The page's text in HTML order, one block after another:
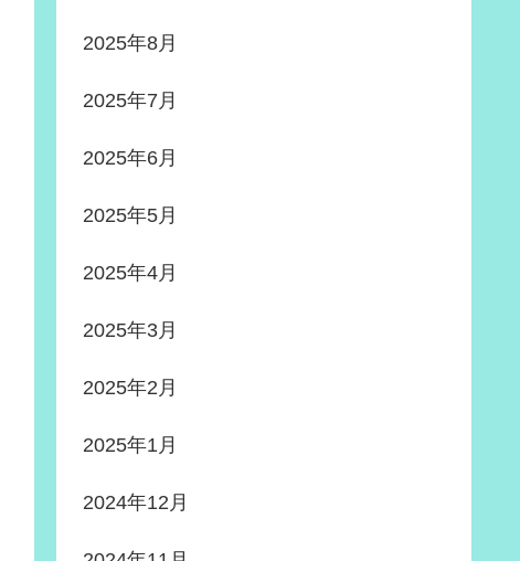
2025年8月
2025年7月
2025年6月
2025年5月
2025年4月
2025年3月
2025年2月
2025年1月
2024年12月